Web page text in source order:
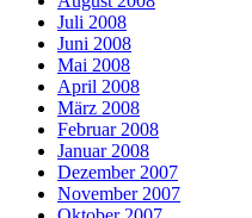
Juli 2008
Juni 2008
Mai 2008
April 2008
März 2008
Februar 2008
Januar 2008
Dezember 2007
November 2007